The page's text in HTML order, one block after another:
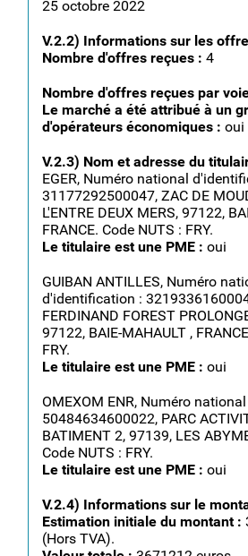
25 octobre 2022
V.2.2) Informations sur les
Nombre d'offres reçues :4
Nombre d'offres reçues par
Le marché a été attribué à un
d'opérateurs économiques :oui
V.2.3) Nom et adresse du
EGER, Numéro national
31177292500047, ZAC DE
L'ENTRE DEUX MERS, 97122,
FRANCE. Code NUTS : FRY.
Le titulaire est une PME : oui
GUIBAN ANTILLES, Numéro
d'identification :
FERDINAND FOREST
97122, BAIE-MAHAULT ,
FRY.
Le titulaire est une PME :oui
OMEXOM ENR, Numéro
50484634600022, PARC
BATIMENT 2, 97139, LES
Code NUTS : FRY.
Le titulaire est une PME :oui
V.2.4) Informations sur le
Estimation initiale du montant :
(Hors TVA).